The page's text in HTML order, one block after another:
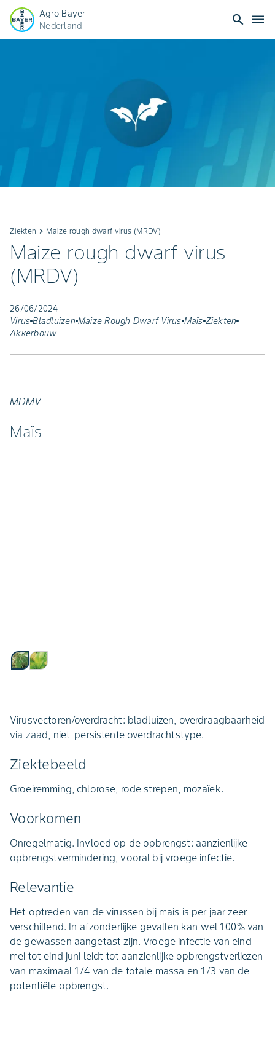
Agro Bayer
Nederland
search dehaze
Ziekten keyboard_arrow_right Maize rough dwarf virus (MRDV)
Maize rough dwarf virus
(MRDV)
26/06/2024
Virus Bladluizen Maize Rough Dwarf Virus Maïs Ziekten
Akkerbouw
MDMV
Maïs
Virusvectoren/overdracht: bladluizen, overdraagbaarheid
via zaad, niet-persistente overdrachtstype.
Ziektebeeld
Groeiremming, chlorose, rode strepen, mozaïek.
Voorkomen
Onregelmatig. Invloed op de opbrengst: aanzienlijke
opbrengstvermindering, vooral bij vroege infectie.
Relevantie
Het optreden van de virussen bij mais is per jaar zeer
verschillend. In afzonderlijke gevallen kan wel 100% van
de gewassen aangetast zijn. Vroege infectie van eind
mei tot eind juni leidt tot aanzienlijke opbrengstverliezen
van maximaal 1/4 van de totale massa en 1/3 van de
potentiële opbrengst.